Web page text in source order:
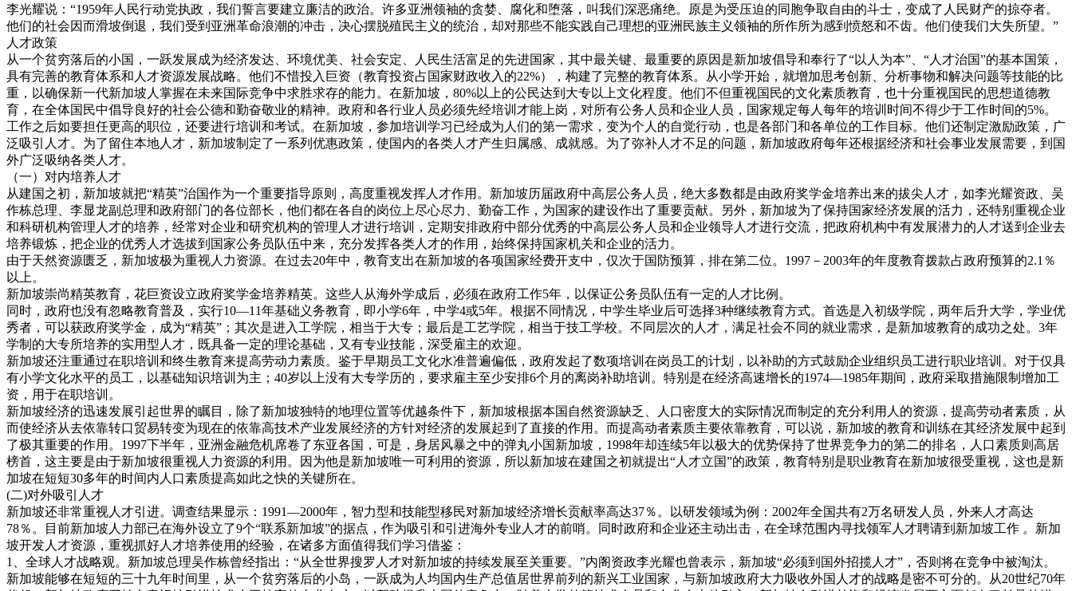
李光耀说：“1959年人民行动党执政，我们誓言要建立廉洁的政治。许多亚洲领袖的贪婪、腐化和堕落，叫我们深恶痛绝。原是为受压迫的同胞争取自由的斗士，变成了人民财产的掠夺者。
他们的社会因而滑坡倒退，我们受到亚洲革命浪潮的冲击，决心摆脱殖民主义的统治，却对那些不能实践自己理想的亚洲民族主义领袖的所作所为感到愤怒和不齿。他们使我们大失所望。”
人才政策
从一个贫穷落后的小国，一跃发展成为经济发达、环境优美、社会安定、人民生活富足的先进国家，其中最关键、最重要的原因是新加坡倡导和奉行了“以人为本”、“人才治国”的基本国策，
具有完善的教育体系和人才资源发展战略。他们不惜投入巨资（教育投资占国家财政收入的22%），构建了完整的教育体系。从小学开始，就增加思考创新、分析事物和解决问题等技能的比
重，以确保新一代新加坡人掌握在未来国际竞争中求胜求存的能力。在新加坡，80%以上的公民达到大专以上文化程度。他们不但重视国民的文化素质教育，也十分重视国民的思想道德教
育，在全体国民中倡导良好的社会公德和勤奋敬业的精神。政府和各行业人员必须先经培训才能上岗，对所有公务人员和企业人员，国家规定每人每年的培训时间不得少于工作时间的5%。
工作之后如要担任更高的职位，还要进行培训和考试。在新加坡，参加培训学习已经成为人们的第一需求，变为个人的自觉行动，也是各部门和各单位的工作目标。他们还制定激励政策，广
泛吸引人才。为了留住本地人才，新加坡制定了一系列优惠政策，使国内的各类人才产生归属感、成就感。为了弥补人才不足的问题，新加坡政府每年还根据经济和社会事业发展需要，到国
外广泛吸纳各类人才。
（一）对内培养人才
从建国之初，新加坡就把“精英”治国作为一个重要指导原则，高度重视发挥人才作用。新加坡历届政府中高层公务人员，绝大多数都是由政府奖学金培养出来的拔尖人才，如李光耀资政、吴
作栋总理、李显龙副总理和政府部门的各位部长，他们都在各自的岗位上尽心尽力、勤奋工作，为国家的建设作出了重要贡献。另外，新加坡为了保持国家经济发展的活力，还特别重视企业
和科研机构管理人才的培养，经常对企业和研究机构的管理人才进行培训，定期安排政府中部分优秀的中高层公务人员和企业领导人才进行交流，把政府机构中有发展潜力的人才送到企业去
培养锻炼，把企业的优秀人才选拔到国家公务员队伍中来，充分发挥各类人才的作用，始终保持国家机关和企业的活力。
由于天然资源匮乏，新加坡极为重视人力资源。在过去20年中，教育支出在新加坡的各项国家经费开支中，仅次于国防预算，排在第二位。1997－2003年的年度教育拨款占政府预算的2.1％
以上。
新加坡崇尚精英教育，花巨资设立政府奖学金培养精英。这些人从海外学成后，必须在政府工作5年，以保证公务员队伍有一定的人才比例。
同时，政府也没有忽略教育普及，实行10—11年基础义务教育，即小学6年，中学4或5年。根据不同情况，中学生毕业后可选择3种继续教育方式。首选是入初级学院，两年后升大学，学业优
秀者，可以获政府奖学金，成为“精英”；其次是进入工学院，相当于大专；最后是工艺学院，相当于技工学校。不同层次的人才，满足社会不同的就业需求，是新加坡教育的成功之处。3年
学制的大专所培养的实用型人才，既具备一定的理论基础，又有专业技能，深受雇主的欢迎。
新加坡还注重通过在职培训和终生教育来提高劳动力素质。鉴于早期员工文化水准普遍偏低，政府发起了数项培训在岗员工的计划，以补助的方式鼓励企业组织员工进行职业培训。对于仅具
有小学文化水平的员工，以基础知识培训为主；40岁以上没有大专学历的，要求雇主至少安排6个月的离岗补助培训。特别是在经济高速增长的1974—1985年期间，政府采取措施限制增加工
资，用于在职培训。
新加坡经济的迅速发展引起世界的瞩目，除了新加坡独特的地理位置等优越条件下，新加坡根据本国自然资源缺乏、人口密度大的实际情况而制定的充分利用人的资源，提高劳动者素质，从
而使经济从去依靠转口贸易转变为现在的依靠高技术产业发展经济的方针对经济的发展起到了直接的作用。而提高动者素质主要依靠教育，可以说，新加坡的教育和训练在其经济发展中起到
了极其重要的作用。1997下半年，亚洲金融危机席卷了东亚各国，可是，身居风暴之中的弹丸小国新加坡，1998年却连续5年以极大的优势保持了世界竞争力的第二的排名，人口素质则高居
榜首，这主要是由于新加坡很重视人力资源的利用。因为他是新加坡唯一可利用的资源，所以新加坡在建国之初就提出“人才立国”的政策，教育特别是职业教育在新加坡很受重视，这也是新
加坡在短短30多年的时间内人口素质提高如此之快的关键所在。
(二)对外吸引人才
新加坡还非常重视人才引进。调查结果显示：1991—2000年，智力型和技能型移民对新加坡经济增长贡献率高达37％。以研发领域为例：2002年全国共有2万名研发人员，外来人才高达
78％。目前新加坡人力部已在海外设立了9个“联系新加坡”的据点，作为吸引和引进海外专业人才的前哨。同时政府和企业还主动出击，在全球范围内寻找领军人才聘请到新加坡工作 。新加
坡开发人才资源，重视抓好人才培养使用的经验，在诸多方面值得我们学习借鉴：
1、全球人才战略观。新加坡总理吴作栋曾经指出：“从全世界搜罗人才对新加坡的持续发展至关重要。”内阁资政李光耀也曾表示，新加坡“必须到国外招揽人才”，否则将在竞争中被淘汰。
新加坡能够在短短的三十九年时间里，从一个贫穷落后的小岛，一跃成为人均国内生产总值居世界前列的新兴工业国家，与新加坡政府大力吸收外国人才的战略是密不可分的。从20世纪70年